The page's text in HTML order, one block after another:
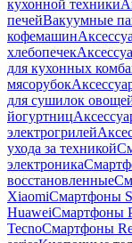
кухонной техники
печейВакуумные
кофемашин
хлебопечек
для кухонных
мясорубок
для сушилок
йогуртниц
электрогрилей
ухода за техникой
электроника
восстановленные
XiaomiСмартфоны
HuaweiСмартфоны
TecnoСмартфоны